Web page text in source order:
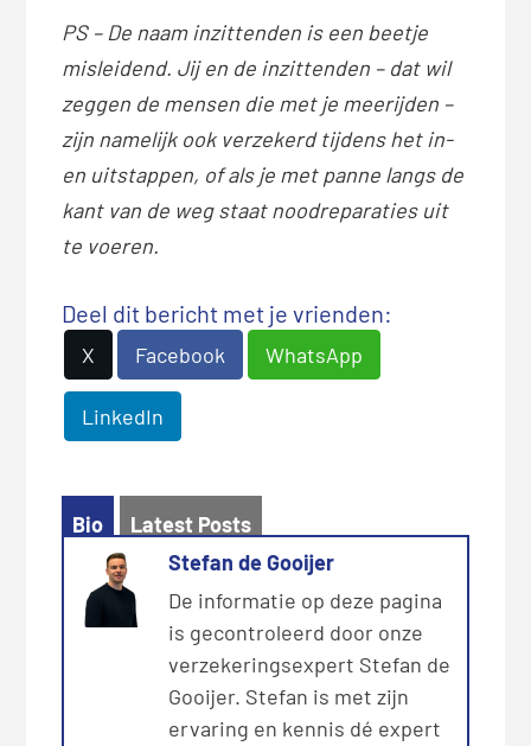
PS – De naam inzittenden is een beetje
misleidend. Jij en de inzittenden – dat wil
zeggen de mensen die met je meerijden –
zijn namelijk ook verzekerd tijdens het in-
en uitstappen, of als je met panne langs de
kant van de weg staat noodreparaties uit
te voeren.
Deel dit bericht met je vrienden:
X Facebook WhatsApp
LinkedIn
Bio
Latest Posts
Stefan de Gooijer
De informatie op deze pagina
is gecontroleerd door onze
verzekeringsexpert Stefan de
Gooijer. Stefan is met zijn
ervaring en kennis dé expert